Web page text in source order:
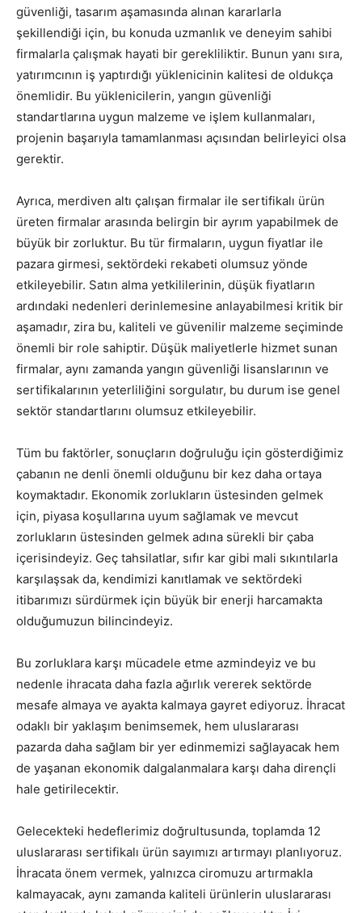
güvenliği, tasarım aşamasında alınan kararlarla
şekillendiği için, bu konuda uzmanlık ve deneyim sahibi
firmalarla çalışmak hayati bir gerekliliktir. Bunun yanı sıra,
yatırımcının iş yaptırdığı yüklenicinin kalitesi de oldukça
önemlidir. Bu yüklenicilerin, yangın güvenliği
standartlarına uygun malzeme ve işlem kullanmaları,
projenin başarıyla tamamlanması açısından belirleyici olsa
gerektir.
Ayrıca, merdiven altı çalışan firmalar ile sertifikalı ürün
üreten firmalar arasında belirgin bir ayrım yapabilmek de
büyük bir zorluktur. Bu tür firmaların, uygun fiyatlar ile
pazara girmesi, sektördeki rekabeti olumsuz yönde
etkileyebilir. Satın alma yetkililerinin, düşük fiyatların
ardındaki nedenleri derinlemesine anlayabilmesi kritik bir
aşamadır, zira bu, kaliteli ve güvenilir malzeme seçiminde
önemli bir role sahiptir. Düşük maliyetlerle hizmet sunan
firmalar, aynı zamanda yangın güvenliği lisanslarının ve
sertifikalarının yeterliliğini sorgulatır, bu durum ise genel
sektör standartlarını olumsuz etkileyebilir.
Tüm bu faktörler, sonuçların doğruluğu için gösterdiğimiz
çabanın ne denli önemli olduğunu bir kez daha ortaya
koymaktadır. Ekonomik zorlukların üstesinden gelmek
için, piyasa koşullarına uyum sağlamak ve mevcut
zorlukların üstesinden gelmek adına sürekli bir çaba
içerisindeyiz. Geç tahsilatlar, sıfır kar gibi mali sıkıntılarla
karşılaşsak da, kendimizi kanıtlamak ve sektördeki
itibarımızı sürdürmek için büyük bir enerji harcamakta
olduğumuzun bilincindeyiz.
Bu zorluklara karşı mücadele etme azmindeyiz ve bu
nedenle ihracata daha fazla ağırlık vererek sektörde
mesafe almaya ve ayakta kalmaya gayret ediyoruz. İhracat
odaklı bir yaklaşım benimsemek, hem uluslararası
pazarda daha sağlam bir yer edinmemizi sağlayacak hem
de yaşanan ekonomik dalgalanmalara karşı daha dirençli
hale getirilecektir.
Gelecekteki hedeflerimiz doğrultusunda, toplamda 12
uluslararası sertifikalı ürün sayımızı artırmayı planlıyoruz.
İhracata önem vermek, yalnızca ciromuzu artırmakla
kalmayacak, aynı zamanda kaliteli ürünlerin uluslararası